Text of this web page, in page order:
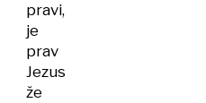
pravi,
je
prav
Jezus
že